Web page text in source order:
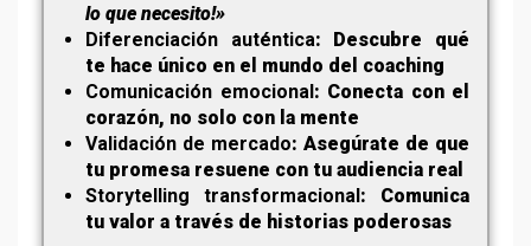
lo que necesito!»
Diferenciación auténtica: Descubre qué
te hace único en el mundo del coaching
Comunicación emocional: Conecta con el
corazón, no solo con la mente
Validación de mercado: Asegúrate de que
tu promesa resuene con tu audiencia real
Storytelling transformacional: Comunica
tu valor a través de historias poderosas